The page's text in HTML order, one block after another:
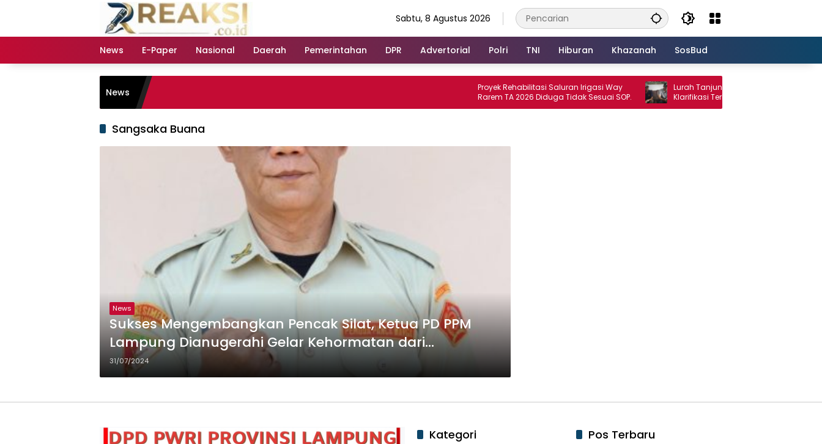
Sabtu, 8 Agustus 2026
News E-Paper Nasional Daerah Pemerintahan DPR Advertorial Polri TNI Hiburan Khazanah SosBud
News
Proyek Rehabilitasi Saluran Irigasi Way
Rarem TA 2026 Diduga Tidak Sesuai SOP.
Lurah Tanjung Agung Raya Berikan
Klarifikasi Terkait Dugaan Pengancaman
Antar Warga Yang Berujung Laporan ke
Sangsaka Buana
News
Sukses Mengembangkan Pencak Silat, Ketua PD PPM
Lampung Dianugerahi Gelar Kehormatan dari
Padepokan Pencak Silat Sangsaka Buana Indonesia
31/07/2024
Kategori Pos Terbaru